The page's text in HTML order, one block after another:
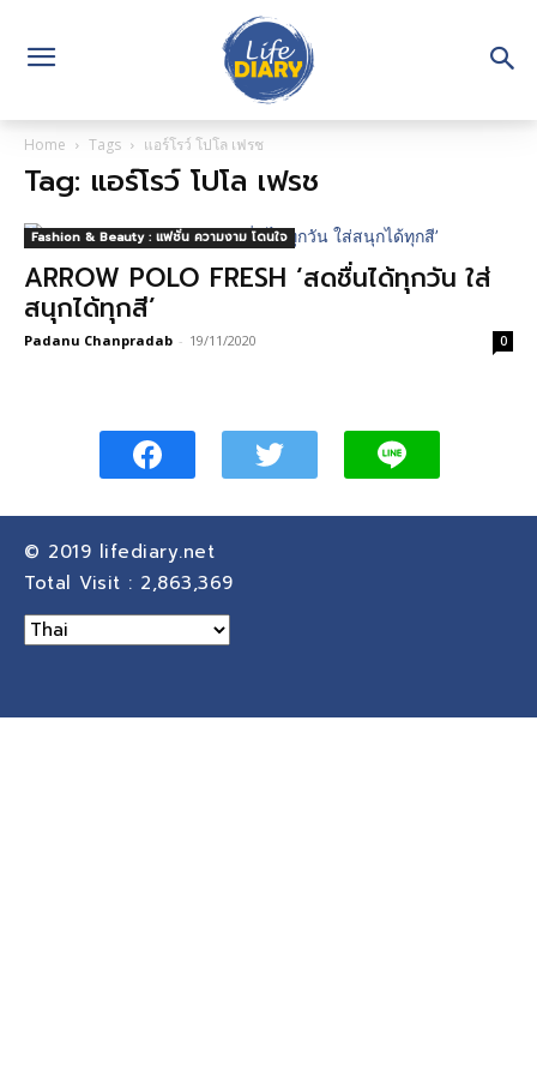
Home Tags แอร์โรว์ โปโล เฟรช
Tag: แอร์โรว์ โปโล เฟรช
Fashion & Beauty : แฟชั่น ความงาม โดนใจ
ARROW POLO FRESH ‘สดชื่นได้ทุกวัน ใส่
สนุกได้ทุกสี’
Padanu Chanpradab - 19/11/2020 0
© 2019 lifediary.net
Total Visit : 2,863,369